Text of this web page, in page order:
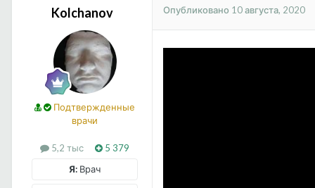
Kolchanov
Подтвержденные
врачи
5,2 тыс
5 379
Я: Врач
Опубликовано 10 августа, 2020